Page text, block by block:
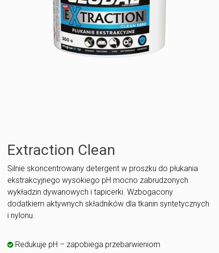
Extraction Clean
Silnie skoncentrowany detergent w proszku do płukania
ekstrakcyjnego wysokiego pH mocno zabrudzonych
wykładzin dywanowych i tapicerki. Wzbogacony
dodatkiem aktywnych składników dla tkanin syntetycznych
i nylonu.
Redukuje pH – zapobiega przebarwieniom